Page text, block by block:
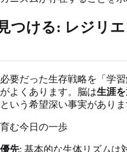
つける: レジリ
要だった生存戦略を「学
よくあります。脳は生涯
いう希望深い事実がありま
む今日の一歩
先: 基本的な生体リズムは